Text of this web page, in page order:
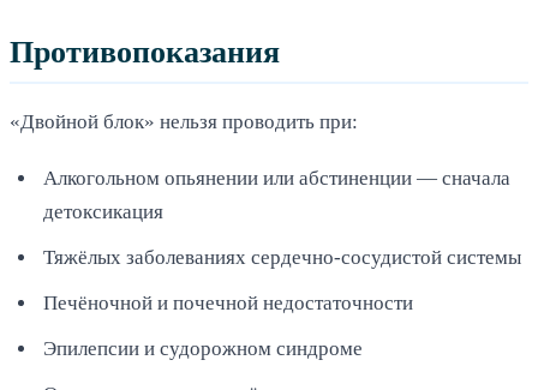
Противопоказания
«Двойной блок» нельзя проводить при:
Алкогольном опьянении или абстиненции — сначала
детоксикация
Тяжёлых заболеваниях сердечно-сосудистой системы
Печёночной и почечной недостаточности
Эпилепсии и судорожном синдроме